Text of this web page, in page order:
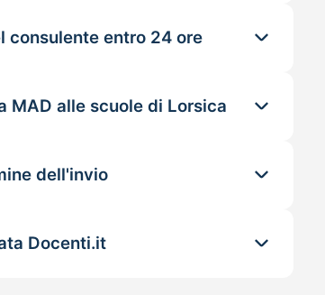
consulente entro 24 ore
MAD alle scuole di Lorsica
dell'invio
Docenti.it